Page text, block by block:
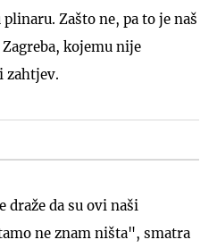
Zašto ne, pa to je naš
kojemu nije
zahtjev.
draže da su ovi naši
ne znam ništa", smatra